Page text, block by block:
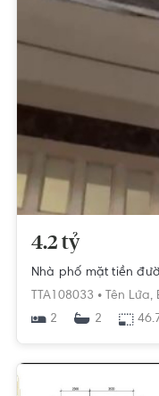
4.2 tỷ
TTA108033 • Tên Lửa,
2
2